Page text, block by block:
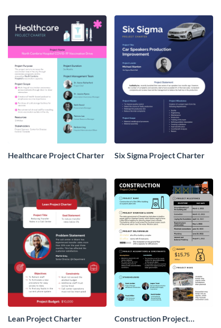
Healthcare Project Charter Six Sigma Project Charter
Lean Project Charter
Construction Project